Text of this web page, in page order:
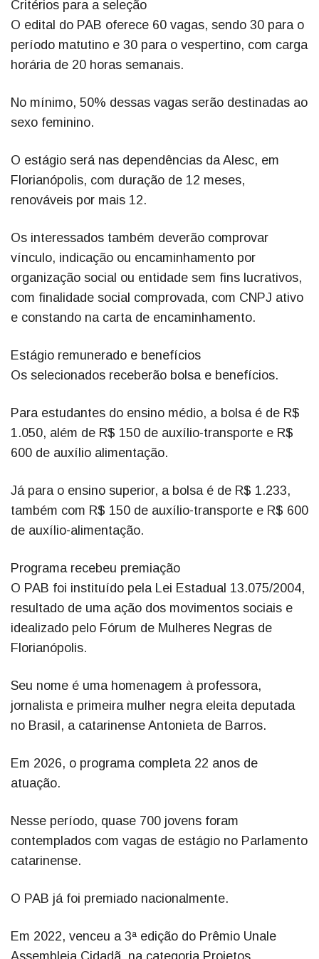
Critérios para a seleção
O edital do PAB oferece 60 vagas, sendo 30 para o
período matutino e 30 para o vespertino, com carga
horária de 20 horas semanais.
No mínimo, 50% dessas vagas serão destinadas ao
sexo feminino.
O estágio será nas dependências da Alesc, em
Florianópolis, com duração de 12 meses,
renováveis por mais 12.
Os interessados também deverão comprovar
vínculo, indicação ou encaminhamento por
organização social ou entidade sem fins lucrativos,
com finalidade social comprovada, com CNPJ ativo
e constando na carta de encaminhamento.
Estágio remunerado e benefícios
Os selecionados receberão bolsa e benefícios.
Para estudantes do ensino médio, a bolsa é de R$
1.050, além de R$ 150 de auxílio-transporte e R$
600 de auxílio alimentação.
Já para o ensino superior, a bolsa é de R$ 1.233,
também com R$ 150 de auxílio-transporte e R$ 600
de auxílio-alimentação.
Programa recebeu premiação
O PAB foi instituído pela Lei Estadual 13.075/2004,
resultado de uma ação dos movimentos sociais e
idealizado pelo Fórum de Mulheres Negras de
Florianópolis.
Seu nome é uma homenagem à professora,
jornalista e primeira mulher negra eleita deputada
no Brasil, a catarinense Antonieta de Barros.
Em 2026, o programa completa 22 anos de
atuação.
Nesse período, quase 700 jovens foram
contemplados com vagas de estágio no Parlamento
catarinense.
O PAB já foi premiado nacionalmente.
Em 2022, venceu a 3ª edição do Prêmio Unale
Assembleia Cidadã, na categoria Projetos